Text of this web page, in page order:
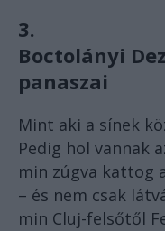
3.
Boctolányi
panaszai
Mint aki a sínek
Pedig hol vannak
min zúgva kattog
– és nem csak
min Cluj-felsőtől